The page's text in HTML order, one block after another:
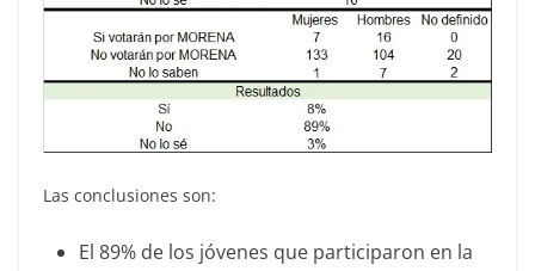
Las conclusiones son:
El 89% de los jóvenes que participaron en la